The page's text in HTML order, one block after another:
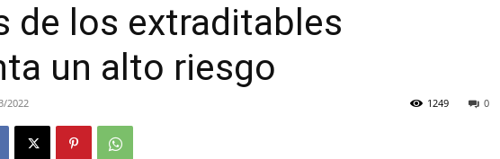
de los extraditables
un alto riesgo
2022 0
1249